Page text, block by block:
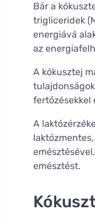
Bár a
trigliceridek
energiává
az
A kókusztej
fertőzésekkel
A
emésztést.